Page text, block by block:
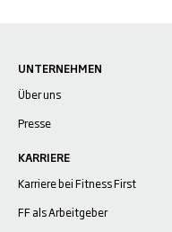
UNTERNEHMEN
Über uns
Presse
KARRIERE
Karriere bei Fitness First
FF als Arbeitgeber